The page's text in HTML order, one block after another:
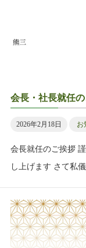
会長・社長就任
2026年2月18日 お
会長就任のご挨拶
し上げます さて私